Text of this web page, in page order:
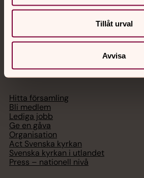
Tillåt urval
Avvisa
Digitalt brev
Svenska kyrkan
Hitta församling
Bli medlem
Lediga jobb
Ge en gåva
Organisation
Act Svenska kyrkan
Svenska kyrkan i utlandet
Press – nationell nivå